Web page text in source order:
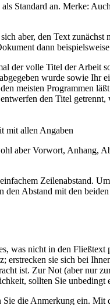
Standard an. Merke:
aber, den Text
dann
der volle Titel der
wurde sowie Ihr
meisten Programmen
den Titel
mit allen Angaben
aber Vorwort, Anhang,
Zeilenabstand.
Abstand mit den
was nicht in den
sie sich bei
ist. Zur Not (aber nur
sollten Sie unbedingt
die Anmerkung ein.